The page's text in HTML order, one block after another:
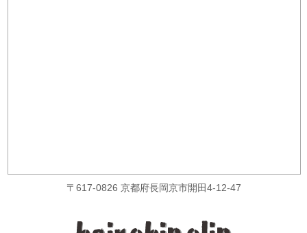
〒617-0826 京都府長岡京市開田4-12-47